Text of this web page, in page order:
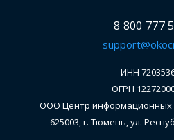
8 800 777
ИНН
ОГРН
ООО Центр информационных
625003, г. Тюмень, ул.